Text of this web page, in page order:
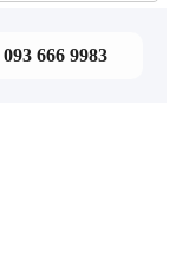
093 666 9983